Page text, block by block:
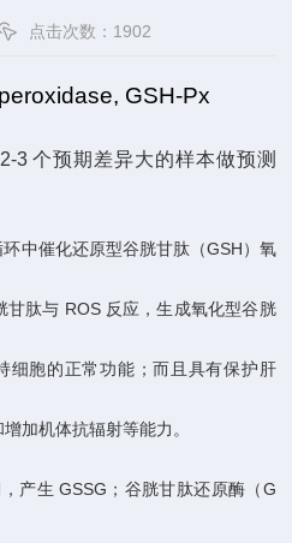
点击次数：1902
peroxidase, GSH-Px
2-3 个预期差异大的样本做预测
中催化还原型谷胱甘肽（GSH ）氧
甘肽与 ROS 反应，生成氧化型谷胱
细胞的正常功能；而且具有保护肝
加机体抗辐射等能力。
，产生 GSSG ；谷胱甘肽还原酶（ G